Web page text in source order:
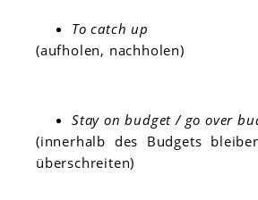
To catch up
(aufholen, nachholen)
Stay on budget / go over
(innerhalb des Budgets
überschreiten)